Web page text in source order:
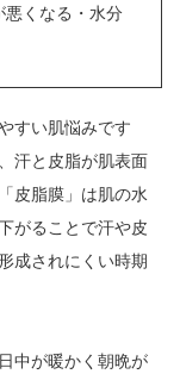
悪くなる・水分
すい肌悩みです
汗と皮脂が肌表面
皮脂膜」は肌の水
がることで汗や皮
成されにくい時期
中が暖かく朝晩が